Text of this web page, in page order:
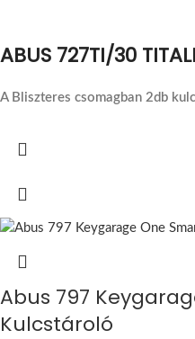
ABUS 727TI/30
A Bliszteres csomagban 2db
Abus 797
Kulcstároló